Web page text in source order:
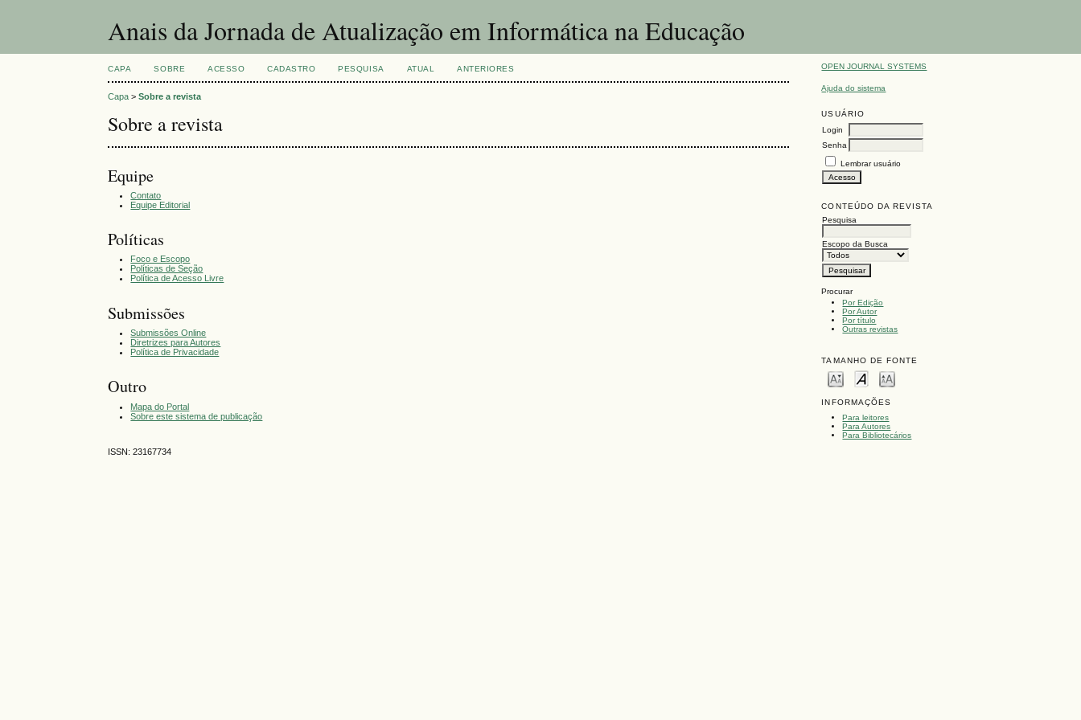
Anais da Jornada de Atualização em Informática na Educação
OPEN JOURNAL SYSTEMS
Ajuda do sistema
USUÁRIO
Login
Senha
Lembrar usuário
CONTEÚDO DA REVISTA
Pesquisa
Escopo da Busca
Procurar
Por Edição
Por Autor
Por título
Outras revistas
TAMANHO DE FONTE
INFORMAÇÕES
Para leitores
Para Autores
Para Bibliotecários
CAPA SOBRE ACESSO CADASTRO PESQUISA ATUAL ANTERIORES
Capa >Sobre a revista
Sobre a revista
Equipe
Contato
Equipe Editorial
Políticas
Foco e Escopo
Políticas de Seção
Política de Acesso Livre
Submissões
Submissões Online
Diretrizes para Autores
Política de Privacidade
Outro
Mapa do Portal
Sobre este sistema de publicação
ISSN: 23167734